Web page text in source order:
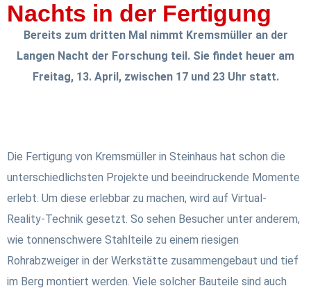
Nachts in der Fertigung
Bereits zum dritten Mal nimmt Kremsmüller an der
Langen Nacht der Forschung teil. Sie findet heuer am
Freitag, 13. April, zwischen 17 und 23 Uhr statt.
Die Fertigung von Kremsmüller in Steinhaus hat schon die
unterschiedlichsten Projekte und beeindruckende Momente
erlebt. Um diese erlebbar zu machen, wird auf Virtual-
Reality-Technik gesetzt. So sehen Besucher unter anderem,
wie tonnenschwere Stahlteile zu einem riesigen
Rohrabzweiger in der Werkstätte zusammengebaut und tief
im Berg montiert werden. Viele solcher Bauteile sind auch